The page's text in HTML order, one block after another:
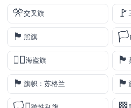
🎌交叉旗 🚩
🏴 黑旗 🏳️
🏴‍☠️海盗旗 🏴󠁧󠁢󠁥󠁮󠁧󠁿
🏴󠁧󠁢󠁳󠁣󠁴󠁿 旗帜：苏格兰 🏴󠁧󠁢󠁷󠁬󠁳󠁿